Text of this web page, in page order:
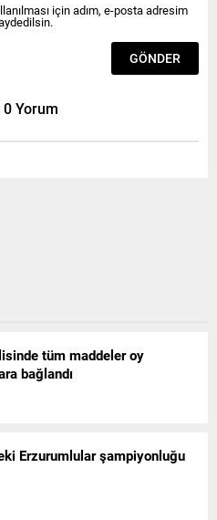
için adım, e-posta adresim
Yorum
tüm maddeler oy
bağlandı
Erzurumlular şampiyonluğu